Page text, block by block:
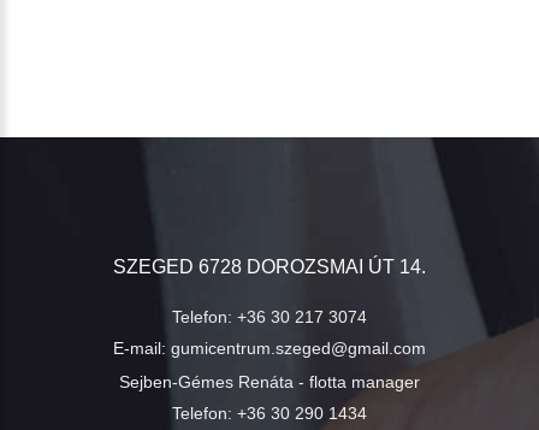
SZEGED 6728 DOROZSMAI ÚT 14.
Telefon: +36 30 217 3074
E-mail: gumicentrum.szeged@gmail.com
Sejben-Gémes Renáta - flotta manager
Telefon: +36 30 290 1434